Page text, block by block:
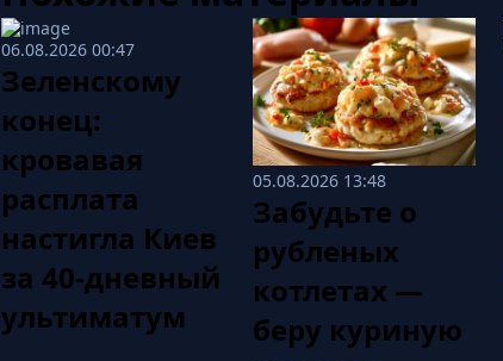
06.08.2026 00:47
Зеленскому
конец:
кровавая
расплата
настигла Киев
за 40-дневный
ультиматум
05.08.2026 13:48
Забудьте о
рубленых
котлетах —
беру куриную